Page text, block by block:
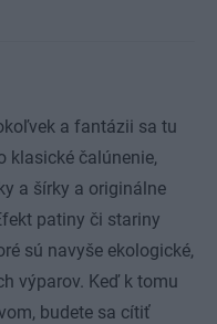
a fantázii sa tu
klasické čalúnenie,
a šírky a originálne
patiny či stariny
sú navyše ekologické,
výparov. Keď k tomu
budete sa cítiť